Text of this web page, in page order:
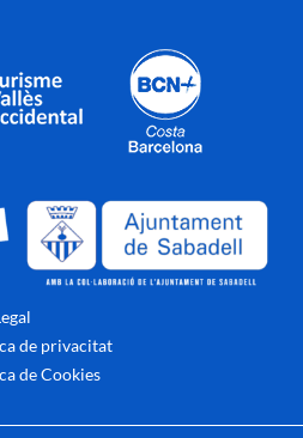
de privacitat
de Cookies